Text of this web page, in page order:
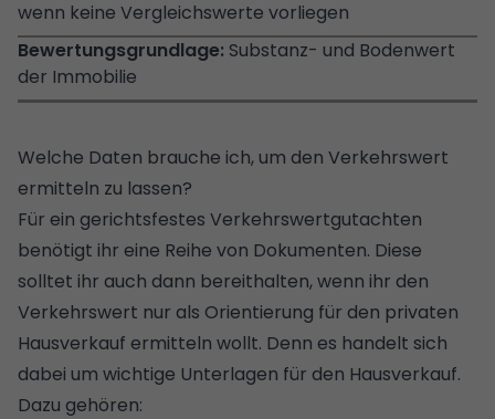
wenn keine Vergleichswerte vorliegen
Substanz- und Bodenwert
der Immobilie
Welche Daten brauche ich, um den Verkehrswert
ermitteln zu lassen?
Für ein gerichtsfestes Verkehrswertgutachten
benötigt ihr eine Reihe von Dokumenten. Diese
solltet ihr auch dann bereithalten, wenn ihr den
Verkehrswert nur als Orientierung für den privaten
Hausverkauf ermitteln wollt. Denn es handelt sich
dabei um wichtige Unterlagen für den Hausverkauf.
Dazu gehören: